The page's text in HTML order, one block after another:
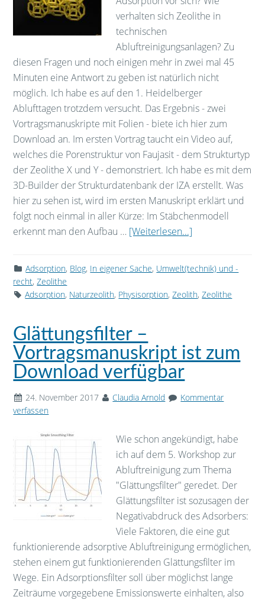
verhalten sich Zeolithe in
technischen
Abluftreinigungsanlagen? Zu
diesen Fragen und noch einigen mehr in zwei mal 45
Minuten eine Antwort zu geben ist natürlich nicht
möglich. Ich habe es auf den 1. Heidelberger
Ablufttagen trotzdem versucht. Das Ergebnis - zwei
Vortragsmanuskripte mit Folien - biete ich hier zum
Download an. Im ersten Vortrag taucht ein Video auf,
welches die Porenstruktur von Faujasit - dem Strukturtyp
der Zeolithe X und Y - demonstriert. Ich habe es mit dem
3D-Builder der Strukturdatenbank der IZA erstellt. Was
hier zu sehen ist, wird im ersten Manuskript erklärt und
folgt noch einmal in aller Kürze: Im Stäbchenmodell
erkennt man den Aufbau … [Weiterlesen...]
Adsorption, Blog, In eigener Sache, Umwelt(technik) und -
recht,Zeolithe
Adsorption, Naturzeolith, Physisorption,Zeolith,Zeolithe
Glättungsfilter –
Vortragsmanuskript ist zum
Download verfügbar
24. November 2017 Claudia Arnold
Kommentar
verfassen
Wie schon angekündigt, habe
ich auf dem 5. Workshop zur
Abluftreinigung zum Thema
"Glättungsfilter" geredet. Der
Glättungsfilter ist sozusagen der
Negativabdruck des Adsorbers:
Viele Faktoren, die eine gut
funktionierende adsorptive Abluftreinigung ermöglichen,
stehen einem gut funktionierenden Glättungsfilter im
Wege. Ein Adsorptionsfilter soll über möglichst lange
Zeiträume vorgegebene Emissionswerte einhalten, also